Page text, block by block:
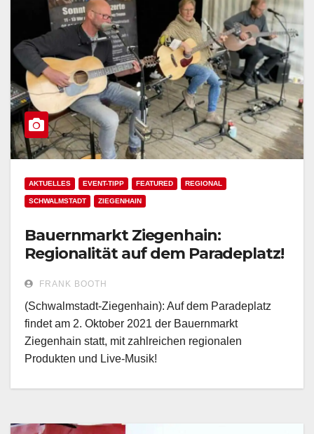
AKTUELLES EVENT-TIPP FEATURED REGIONAL
SCHWALMSTADT ZIEGENHAIN
Bauernmarkt Ziegenhain:
Regionalität auf dem Paradeplatz!
FRANK BOOTH
(Schwalmstadt-Ziegenhain): Auf dem Paradeplatz
findet am 2. Oktober 2021 der Bauernmarkt
Ziegenhain statt, mit zahlreichen regionalen
Produkten und Live-Musik!